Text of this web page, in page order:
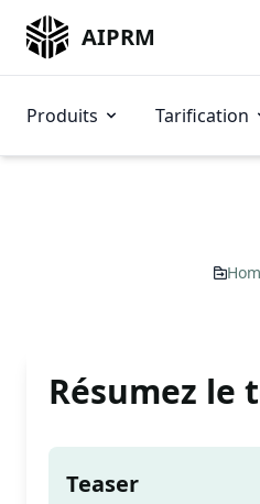
AIPRM
Produits Tarification
Résumez le
Teaser